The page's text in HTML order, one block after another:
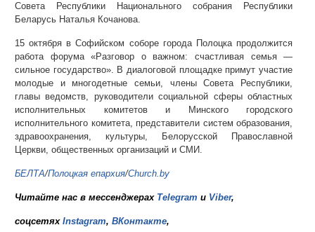
Совета Республики Национального собрания Республики
Беларусь Наталья Кочанова.
15 октября в Софийском соборе города Полоцка продолжится
работа форума «Разговор о важном: счастливая семья —
сильное государство». В диалоговой площадке примут участие
молодые и многодетные семьи, члены Совета Республики,
главы ведомств, руководители социальной сферы областных
исполнительных комитетов и Минского городского
исполнительного комитета, представители систем образования,
здравоохранения, культуры, Белорусской Православной
Церкви, общественных организаций и СМИ.
БЕЛТА/Полоцкая епархия/Church.by
Читайте нас в мессенджерах Telegram и Viber,
соцсетях Instagram, ВКонтакте,